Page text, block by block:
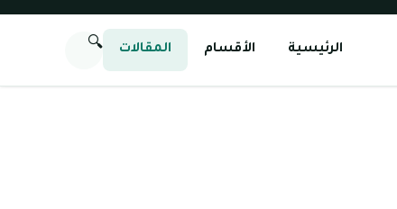
الرئيسية الأقسام المقالات 🔍